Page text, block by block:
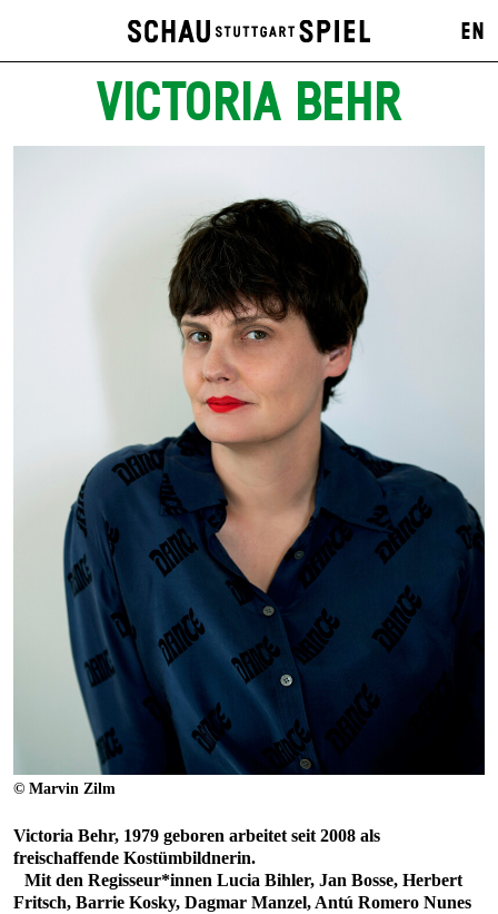
EN
VICTORIA BEHR
© Marvin Zilm
Victoria Behr, 1979 geboren arbeitet seit 2008 als
freischaffende Kostümbildnerin.
Mit den Regisseur*innen Lucia Bihler, Jan Bosse, Herbert
Fritsch, Barrie Kosky, Dagmar Manzel, Antú Romero Nunes